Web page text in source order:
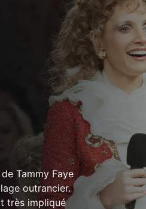
Tammy Faye
outrancier.
très impliqué